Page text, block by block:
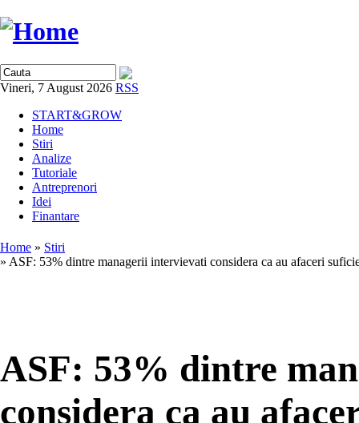
Vineri, 7 August 2026 RSS
START&GROW
Home
Stiri
Analize
Tutoriale
Antreprenori
Idei
Finantare
Home » Stiri
» ASF: 53% dintre managerii intervievati considera ca au afaceri
ASF: 53% dintre
considera ca au